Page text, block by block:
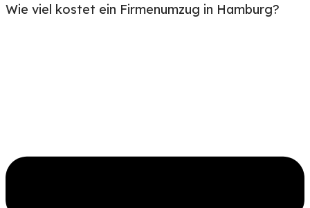
Wie viel kostet ein Firmenumzug in Hamburg?